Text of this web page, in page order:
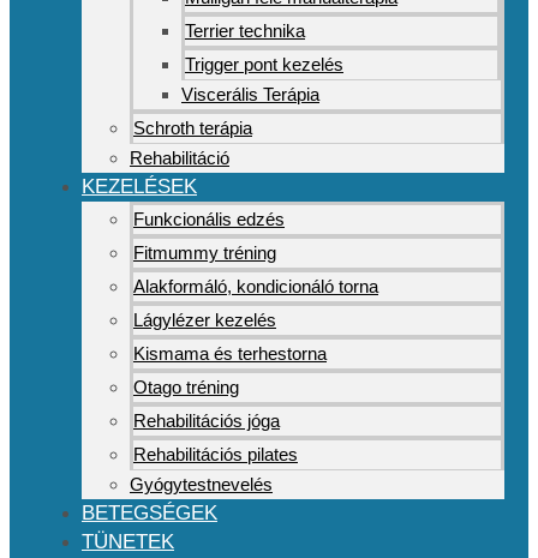
Terrier technika
Trigger pont kezelés
Viscerális Terápia
Schroth terápia
Rehabilitáció
KEZELÉSEK
Funkcionális edzés
Fitmummy tréning
Alakformáló, kondicionáló torna
Lágylézer kezelés
Kismama és terhestorna
Otago tréning
Rehabilitációs jóga
Rehabilitációs pilates
Gyógytestnevelés
BETEGSÉGEK
TÜNETEK